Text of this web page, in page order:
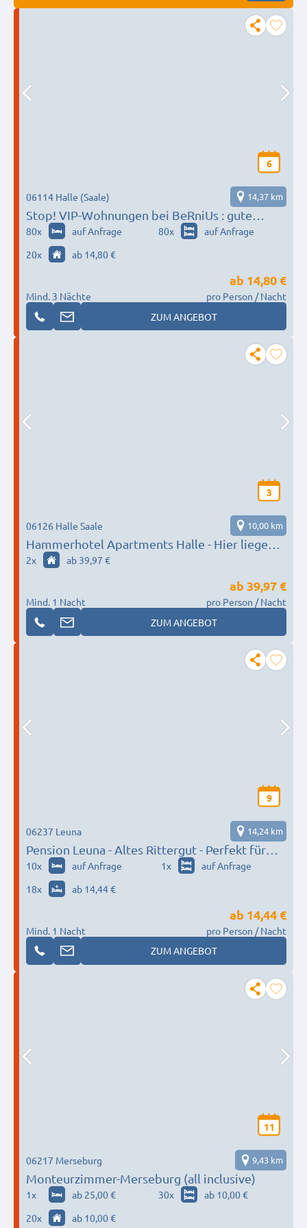
6
Stop! VIP-Wohnungen bei BeRniUs : gute
Wohngegend, Parkplätze, Garten
06114 Halle (Saale) 14,37 km
80x auf Anfrage 80x
auf Anfrage
20x ab 14,80 €
Mind. 3 Nächte
ab 14,80 €
pro Person / Nacht
ZUM ANGEBOT
3
Hammerhotel Apartments Halle - Hier liegen
Sie richtig
06126 Halle Saale 10,00 km
2x ab 39,97 €
Mind. 1 Nacht
ab 39,97 €
pro Person / Nacht
ZUM ANGEBOT
9
Pension Leuna - Altes Rittergut - Perfekt für
Monteure & Handwerker
06237 Leuna 14,24 km
10x auf Anfrage 1x
auf Anfrage
18x ab 14,44 €
Mind. 1 Nacht
ab 14,44 €
pro Person / Nacht
ZUM ANGEBOT
11
Monteurzimmer-Merseburg (all inclusive)
06217 Merseburg 9,43 km
1x ab 25,00 € 30x
ab 10,00 €
20x ab 10,00 €